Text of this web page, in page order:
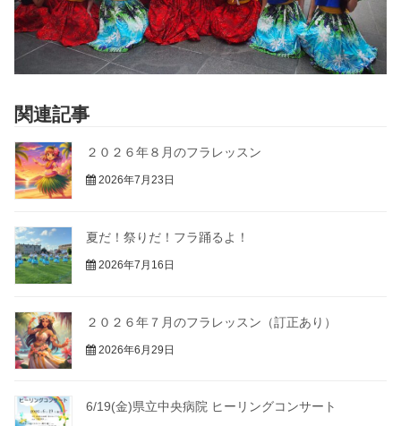
関連記事
２０２６年８月のフラレッスン
2026年7月23日
夏だ！祭りだ！フラ踊るよ！
2026年7月16日
２０２６年７月のフラレッスン（訂正あり）
2026年6月29日
6/19(金)県立中央病院 ヒーリングコンサート